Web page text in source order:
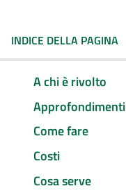
INDICE DELLA PAGINA
A chi è rivolto
Approfondimenti
Come fare
Costi
Cosa serve